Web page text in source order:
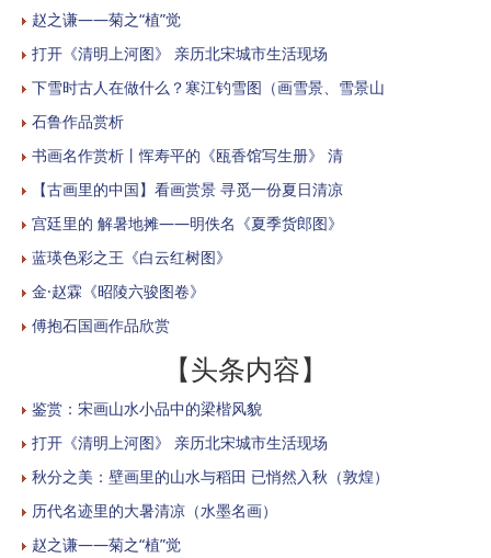
赵之谦——菊之“植”觉
打开《清明上河图》 亲历北宋城市生活现场
下雪时古人在做什么？寒江钓雪图（画雪景、雪景山
石鲁作品赏析
书画名作赏析丨恽寿平的《瓯香馆写生册》 清
【古画里的中国】看画赏景 寻觅一份夏日清凉
宫廷里的 解暑地摊——明佚名《夏季货郎图》
蓝瑛色彩之王《白云红树图》
金·赵霖《昭陵六骏图卷》
傅抱石国画作品欣赏
【头条内容】
鉴赏：宋画山水小品中的梁楷风貌
打开《清明上河图》 亲历北宋城市生活现场
秋分之美：壁画里的山水与稻田 已悄然入秋（敦煌）
历代名迹里的大暑清凉（水墨名画）
赵之谦——菊之“植”觉